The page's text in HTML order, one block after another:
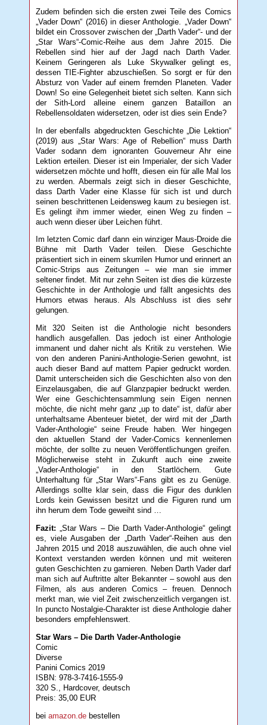
Zudem befinden sich die ersten zwei Teile des Comics
„Vader Down“ (2016) in dieser Anthologie. „Vader Down“
bildet ein Crossover zwischen der „Darth Vader“- und der
„Star Wars“-Comic-Reihe aus dem Jahre 2015. Die
Rebellen sind hier auf der Jagd nach Darth Vader.
Keinem Geringeren als Luke Skywalker gelingt es,
dessen TIE-Fighter abzuschießen. So sorgt er für den
Absturz von Vader auf einem fremden Planeten. Vader
Down! So eine Gelegenheit bietet sich selten. Kann sich
der Sith-Lord alleine einem ganzen Bataillon an
Rebellensoldaten widersetzen, oder ist dies sein Ende?
In der ebenfalls abgedruckten Geschichte „Die Lektion“
(2019) aus „Star Wars: Age of Rebellion“ muss Darth
Vader sodann dem ignoranten Gouverneur Ahr eine
Lektion erteilen. Dieser ist ein Imperialer, der sich Vader
widersetzen möchte und hofft, diesen ein für alle Mal los
zu werden. Abermals zeigt sich in dieser Geschichte,
dass Darth Vader eine Klasse für sich ist und durch
seinen beschrittenen Leidensweg kaum zu besiegen ist.
Es gelingt ihm immer wieder, einen Weg zu finden –
auch wenn dieser über Leichen führt.
Im letzten Comic darf dann ein winziger Maus-Droide die
Bühne mit Darth Vader teilen. Diese Geschichte
präsentiert sich in einem skurrilen Humor und erinnert an
Comic-Strips aus Zeitungen – wie man sie immer
seltener findet. Mit nur zehn Seiten ist dies die kürzeste
Geschichte in der Anthologie und fällt angesichts des
Humors etwas heraus. Als Abschluss ist dies sehr
gelungen.
Mit 320 Seiten ist die Anthologie nicht besonders
handlich ausgefallen. Das jedoch ist einer Anthologie
immanent und daher nicht als Kritik zu verstehen. Wie
von den anderen Panini-Anthologie-Serien gewohnt, ist
auch dieser Band auf mattem Papier gedruckt worden.
Damit unterscheiden sich die Geschichten also von den
Einzelausgaben, die auf Glanzpapier bedruckt werden.
Wer eine Geschichtensammlung sein Eigen nennen
möchte, die nicht mehr ganz „up to date“ ist, dafür aber
unterhaltsame Abenteuer bietet, der wird mit der „Darth
Vader-Anthologie“ seine Freude haben. Wer hingegen
den aktuellen Stand der Vader-Comics kennenlernen
möchte, der sollte zu neuen Veröffentlichungen greifen.
Möglicherweise steht in Zukunft auch eine zweite
„Vader-Anthologie“ in den Startlöchern. Gute
Unterhaltung für „Star Wars“-Fans gibt es zu Genüge.
Allerdings sollte klar sein, dass die Figur des dunklen
Lords kein Gewissen besitzt und die Figuren rund um
ihn herum dem Tode geweiht sind …
Fazit:
„Star Wars – Die Darth Vader-Anthologie“ gelingt
es, viele Ausgaben der „Darth Vader“-Reihen aus den
Jahren 2015 und 2018 auszuwählen, die auch ohne viel
Kontext verstanden werden können und mit weiteren
guten Geschichten zu garnieren. Neben Darth Vader darf
man sich auf Auftritte alter Bekannter – sowohl aus den
Filmen, als aus anderen Comics – freuen. Dennoch
merkt man, wie viel Zeit zwischenzeitlich vergangen ist.
In puncto Nostalgie-Charakter ist diese Anthologie daher
besonders empfehlenswert.
Star Wars – Die Darth Vader-Anthologie
Comic
Diverse
Panini Comics 2019
ISBN: 978-3-7416-1555-9
320 S., Hardcover, deutsch
Preis: 35,00 EUR
beiamazon.de bestellen